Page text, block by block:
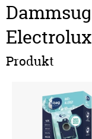
Electrolux
Produkt